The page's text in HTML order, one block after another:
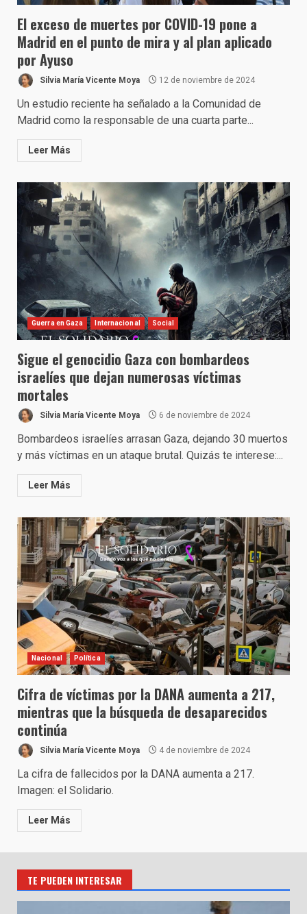
El exceso de muertes por COVID-19 pone a
Madrid en el punto de mira y al plan aplicado
por Ayuso
Silvia María Vicente Moya 12 de noviembre de 2024
Un estudio reciente ha señalado a la Comunidad de
Madrid como la responsable de una cuarta parte...
Leer Más
Guerra en Gaza Internacional Social
Sigue el genocidio Gaza con bombardeos
israelíes que dejan numerosas víctimas
mortales
Silvia María Vicente Moya 6 de noviembre de 2024
Bombardeos israelíes arrasan Gaza, dejando 30 muertos
y más víctimas en un ataque brutal. Quizás te interese:...
Leer Más
Nacional Política
Cifra de víctimas por la DANA aumenta a 217,
mientras que la búsqueda de desaparecidos
continúa
Silvia María Vicente Moya 4 de noviembre de 2024
La cifra de fallecidos por la DANA aumenta a 217.
Imagen: el Solidario.
Leer Más
TE PUEDEN INTERESAR